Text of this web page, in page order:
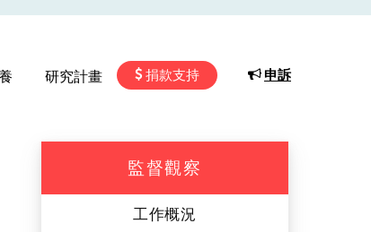
研究計畫 申訴
捐款支持
監督觀察
工作概況